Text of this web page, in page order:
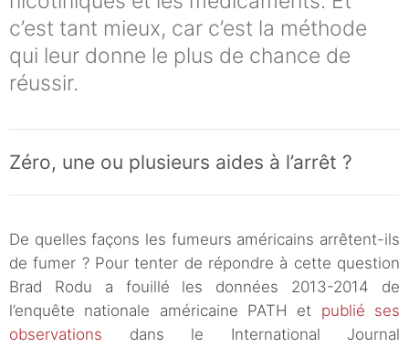
c’est tant mieux, car c’est la méthode
qui leur donne le plus de chance de
réussir.
Zéro, une ou plusieurs aides à l’arrêt ?
De quelles façons les fumeurs américains arrêtent-ils
de fumer ? Pour tenter de répondre à cette question
Brad Rodu a fouillé les données 2013-2014 de
l’enquête nationale américaine PATH et publié ses
observations dans le International Journal